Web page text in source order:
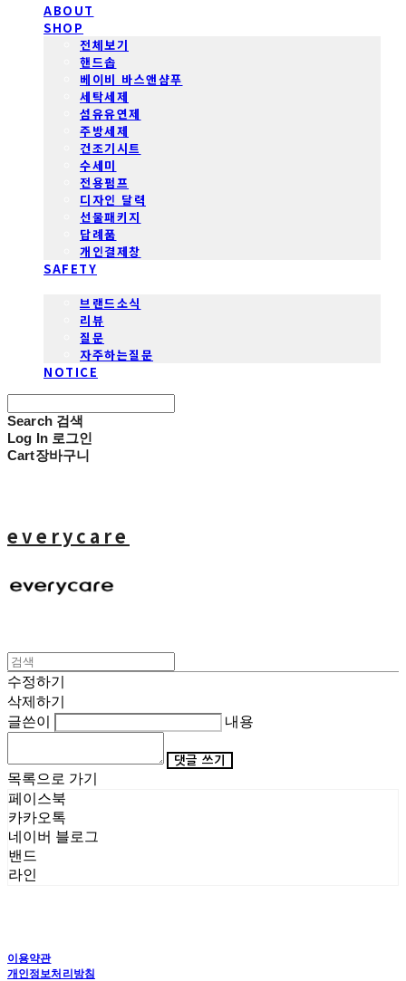
ABOUT
SHOP
전체보기
핸드솝
베이비 바스앤샴푸
세탁세제
섬유유연제
주방세제
건조기시트
수세미
전용펌프
디자인 달력
선물패키지
답례품
개인결제창
SAFETY
브랜드소식
리뷰
질문
자주하는질문
NOTICE
Search 검색
Log In 로그인
Cart장바구니
everycare
수정하기
삭제하기
글쓴이
내용
댓글 쓰기
목록으로 가기
페이스북
카카오톡
네이버 블로그
밴드
라인
이용약관
개인정보처리방침